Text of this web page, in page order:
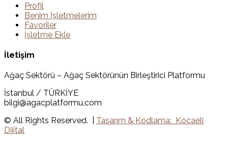
Profil
Benim İşletmelerim
Favoriler
İşletme Ekle
İletişim
Ağaç Sektörü – Ağaç Sektörünün Birleştirici Platformu
İstanbul / TÜRKİYE
bilgi@agacplatformu.com
© All Rights Reserved. | Tasarım & Kodlama: Kocaeli
Dijital